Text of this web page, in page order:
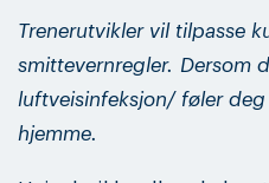
Trenerutvikler vil tilpasse
smittevernregler. Dersom
luftveisinfeksjon/ føler
hjemme.